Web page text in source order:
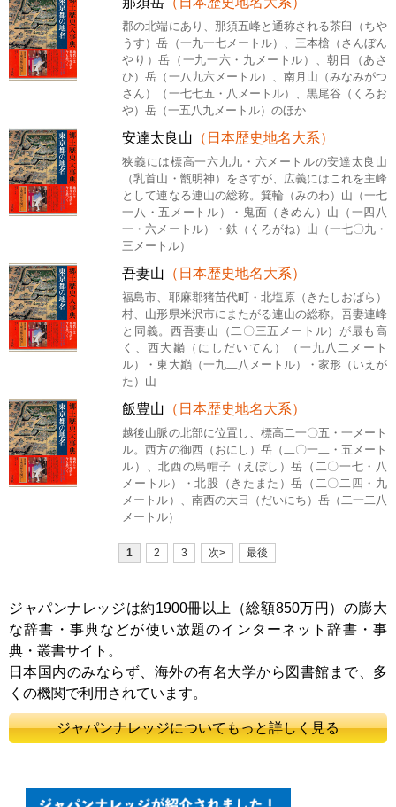
郡の北端にあり、那須五峰と通称される茶臼（ちや
うす）岳（一九一七メートル）、三本槍（さんぼん
やり）岳（一九一六・九メートル）、朝日（あさ
ひ）岳（一八九六メートル）、南月山（みなみがつ
さん）（一七七五・八メートル）、黒尾谷（くろお
や）岳（一五八九メートル）のほか
安達太良山 （日本歴史地名大系）
狭義には標高一六九九・六メートルの安達太良山
（乳首山・甑明神）をさすが、広義にはこれを主峰
として連なる連山の総称。箕輪（みのわ）山（一七
一八・五メートル）・鬼面（きめん）山（一四八
一・六メートル）・鉄（くろがね）山（一七〇九・
三メートル）
吾妻山 （日本歴史地名大系）
福島市、耶麻郡猪苗代町・北塩原（きたしおばら）
村、山形県米沢市にまたがる連山の総称。吾妻連峰
と同義。西吾妻山（二〇三五メートル）が最も高
く、西大巓（にしだいてん）（一九八二メート
ル）・東大巓（一九二八メートル）・家形（いえが
た）山
飯豊山 （日本歴史地名大系）
越後山脈の北部に位置し、標高二一〇五・一メート
ル。西方の御西（おにし）岳（二〇一二・五メート
ル）、北西の烏帽子（えぼし）岳（二〇一七・八
メートル）・北股（きたまた）岳（二〇二四・九
メートル）、南西の大日（だいにち）岳（二一二八
メートル）
1 2 3 次> 最後
ジャパンナレッジは約1900冊以上（総額850万円）の膨大
な辞書・事典などが使い放題のインターネット辞書・事
典・叢書サイト。
日本国内のみならず、海外の有名大学から図書館まで、多
くの機関で利用されています。
ジャパンナレッジについてもっと詳しく見る